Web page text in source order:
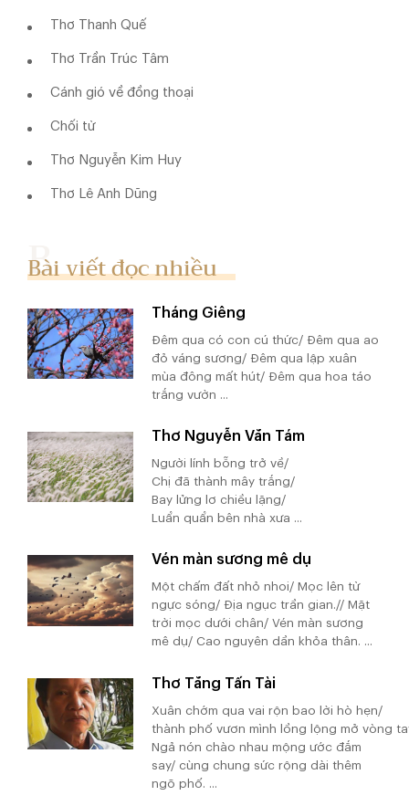
Thơ Thanh Quế
Thơ Trần Trúc Tâm
Cánh gió về đồng thoại
Chối từ
Thơ Nguyễn Kim Huy
Thơ Lê Anh Dũng
Bài viết đọc nhiều
Tháng Giêng
Đêm qua có con cú thức/ Đêm qua ao
đỏ váng sương/ Đêm qua lập xuân
mùa đông mất hút/ Đêm qua hoa táo
trắng vườn ...
Thơ Nguyễn Văn Tám
Người lính bỗng trở về/
Chị đã thành mây trắng/
Bay lửng lơ chiều lặng/
Luẩn quẩn bên nhà xưa ...
Vén màn sương mê dụ
Một chấm đất nhỏ nhoi/ Mọc lên từ
ngực sóng/ Địa ngục trần gian.// Mặt
trời mọc dưới chân/ Vén màn sương
mê dụ/ Cao nguyên dần khỏa thân. ...
Thơ Tăng Tấn Tài
Xuân chớm qua vai rộn bao lời hò hẹn/
thành phố vươn mình lồng lộng mở vòng
Ngả nón chào nhau mộng ước đắm
say/ cùng chung sức rộng dài thêm
ngõ phố. ...